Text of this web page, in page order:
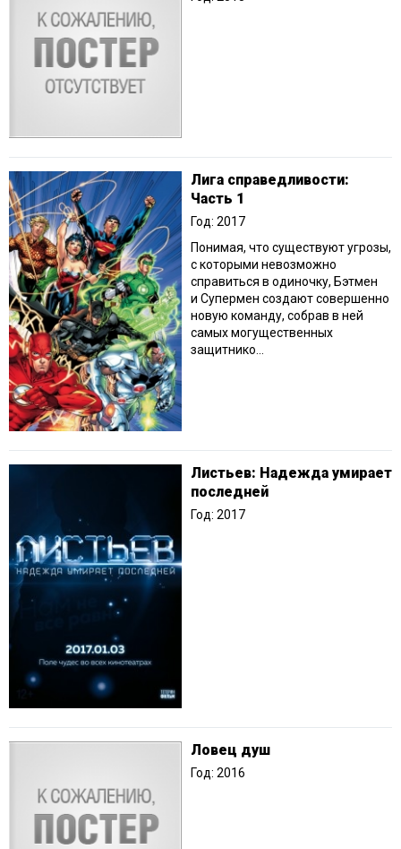
Лига справедливости:
Часть 1
Год: 2017
Понимая, что существуют угрозы,
с которыми невозможно
справиться в одиночку, Бэтмен
и Супермен создают совершенно
новую команду, собрав в ней
самых могущественных
защитнико...
Листьев: Надежда умирает
последней
Год: 2017
Ловец душ
Год: 2016